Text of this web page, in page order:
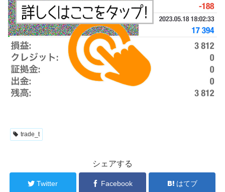
trade_t
シェアする
Twitter Facebook はてブ